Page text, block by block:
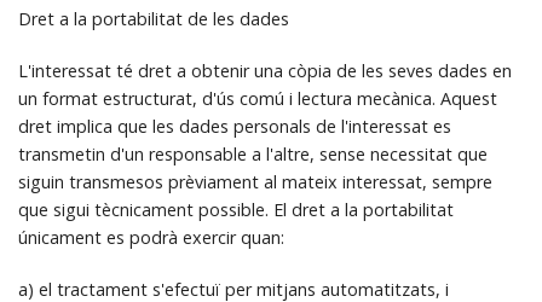
Dret a la portabilitat de les dades
L'interessat té dret a obtenir una còpia de les seves dades en
un format estructurat, d'ús comú i lectura mecànica. Aquest
dret implica que les dades personals de l'interessat es
transmetin d'un responsable a l'altre, sense necessitat que
siguin transmesos prèviament al mateix interessat, sempre
que sigui tècnicament possible. El dret a la portabilitat
únicament es podrà exercir quan:
a) el tractament s'efectuï per mitjans automatitzats, i